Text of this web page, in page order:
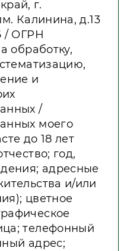
г.
Калинина, д.13
/ ОГРН
обработку,
и
/
моего
до 18 лет
год,
адресные
и/или
цветное
телефонный
адрес;